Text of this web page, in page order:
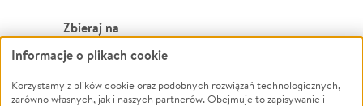
Zbieraj na
Leczenie
Zwierzęta
Powódź
Informacje o plikach cookie
Korzystamy z plików cookie oraz podobnych rozwiązań technologicznych,
zarówno własnych, jak i naszych partnerów. Obejmuje to zapisywanie i